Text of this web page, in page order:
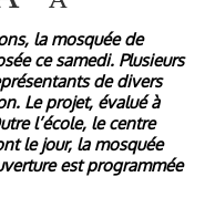
la mosquée de
ce samedi. Plusieurs
de divers
Le projet, évalué à
l’école, le centre
le jour, la mosquée
est programmée